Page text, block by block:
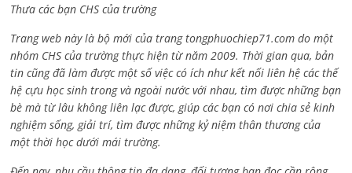
Thưa các bạn CHS của trường
Trang web này là bộ mới của trang tongphuochiep71.com do một
nhóm CHS của trường thực hiện từ năm 2009. Thời gian qua, bản
tin cũng đã làm được một số việc có ích như kết nối liên hệ các thế
hệ cựu học sinh trong và ngoài nước với nhau, tìm được những bạn
bè mà từ lâu không liên lạc được, giúp các bạn có nơi chia sẻ kinh
nghiệm sống, giải trí, tìm được những kỷ niệm thân thương của
một thời học dưới mái trường.